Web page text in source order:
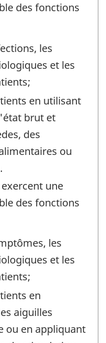
des fonctions
les
et les
en utilisant
brut et
des
ou
une
des fonctions
les
et les
en
aiguilles
ou en appliquant